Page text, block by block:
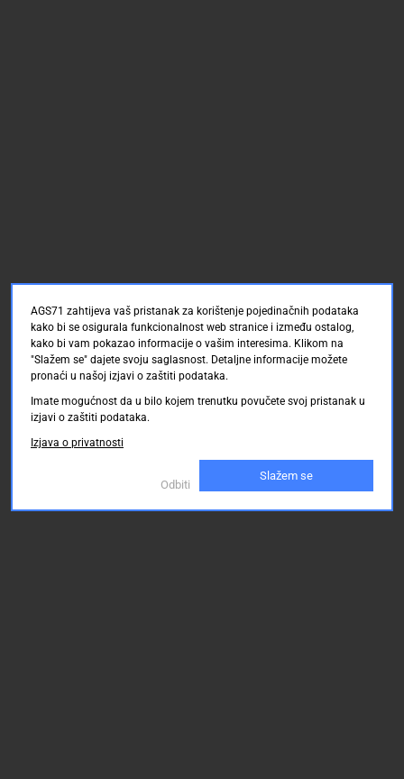
AGS71 zahtijeva vaš pristanak za korištenje pojedinačnih podataka
kako bi se osigurala funkcionalnost web stranice i između ostalog,
kako bi vam pokazao informacije o vašim interesima. Klikom na
"Slažem se" dajete svoju saglasnost. Detaljne informacije možete
pronaći u našoj izjavi o zaštiti podataka.
Imate mogućnost da u bilo kojem trenutku povučete svoj pristanak u
izjavi o zaštiti podataka.
Izjava o privatnosti
Odbiti
Slažem se